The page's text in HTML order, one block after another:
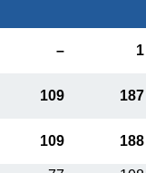
– 1
109 187
109 188